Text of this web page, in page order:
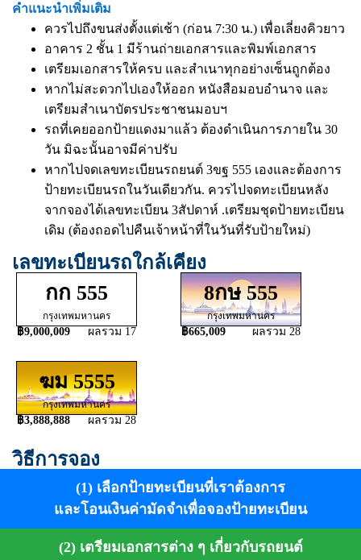
คำแนะนำเพิ่มเติม
ควรไปถึงขนส่งตั้งแต่เช้า (ก่อน 7:30 น.) เพื่อเลี่ยงคิวยาว
อาคาร 2 ชั้น 1 มีร้านถ่ายเอกสารและพิมพ์เอกสาร
เตรียมเอกสารให้ครบ และสำเนาทุกอย่างเซ็นถูกต้อง
หากไม่สะดวกไปเองให้ออก หนังสือมอบอำนาจ และ
เตรียมสำเนาบัตรประชาชนมอบฯ
รถที่เคยออกป้ายแดงมาแล้ว ต้องดำเนินการภายใน 30
วัน มิฉะนั้นอาจมีค่าปรับ
หากไปจดเลขทะเบียนรถยนต์ 3ขฐ 555 เองและต้องการ
ป้ายทะเบียนรถในวันเดียวกัน. ควรไปจดทะเบียนหลัง
จากจองได้เลขทะเบียน 3สัปดาห์ .เตรียมชุดป้ายทะเบียน
เดิม (ต้องถอดไปคืนเจ้าหน้าที่ในวันที่รับป้ายใหม่)
เลขทะเบียนรถใกล้เคียง
กก 555
กรุงเทพมหานคร
฿9,000,009 ผลรวม 17
8กษ 555
กรุงเทพมหานคร
฿665,009 ผลรวม 28
ฆม 5555
กรุงเทพมหานคร
฿3,888,888 ผลรวม 28
วิธีการจอง
(1) เลือกป้ายทะเบียนที่เราต้องการ
และโอนเงินค่ามัดจำเพื่อจองป้ายทะเบียน
(2) เตรียมเอกสารต่าง ๆ เกี่ยวกับรถยนต์